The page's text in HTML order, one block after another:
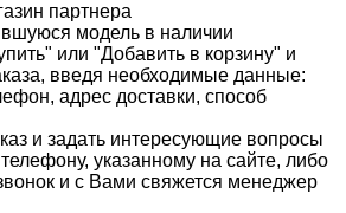
партнера
модель в наличии
или "Добавить в корзину" и
введя необходимые данные:
адрес доставки, способ
и задать интересующие вопросы
указанному на сайте, либо
и с Вами свяжется менеджер